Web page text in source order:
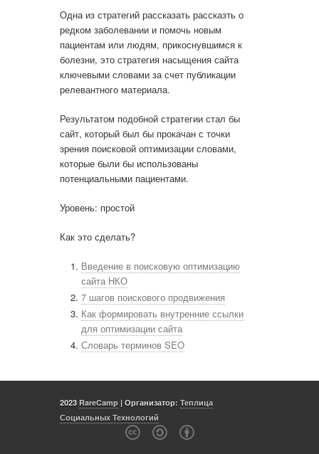
Одна из стратегий рассказать рассказть о
редком заболевании и помочь новым
пациентам или людям, прикоснувшимся к
болезни, это стратегия насыщения сайта
ключевыми словами за счет публикации
релевантного материала.
Результатом подобной стратегии стал бы
сайт, который был бы прокачан с точки
зрения поисковой оптимизации словами,
которые были бы использованы
потенциальными пациентами.
Уровень: простой
Как это сделать?
Введение в поисковую оптимизацию
сайта НКО
7 шагов поискового продвижения
Как формировать внутренние ссылки
для оптимизации сайта
Словарь терминов SEO
2023 RareCamp | Организатор: Теплица
Социальных Технологий
c a b